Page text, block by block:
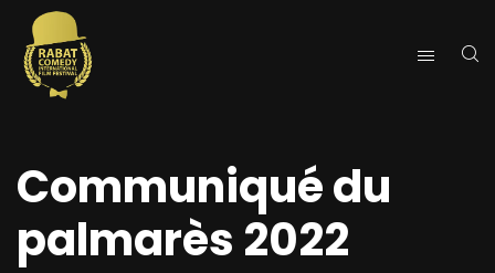
Communiqué du
palmarès 2022